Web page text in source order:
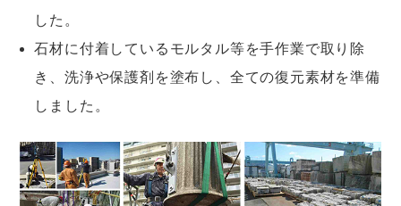
した。
石材に付着しているモルタル等を手作業で取り除
き、洗浄や保護剤を塗布し、全ての復元素材を準備
しました。